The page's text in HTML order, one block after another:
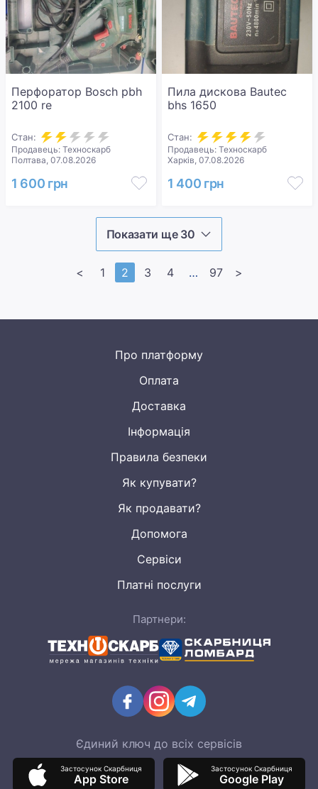
Перфоратор Bosch pbh
2100 re
Стан:
Продавець: Техноскарб
Полтава, 07.08.2026
1 600 грн
Пила дискова Bautec
bhs 1650
Стан:
Продавець: Техноскарб
Харків, 07.08.2026
1 400 грн
Показати ще 30
< 1 2 3 4 >> 97 >
Про платформу
Оплата
Доставка
Інформація
Правила безпеки
Як купувати?
Як продавати?
Допомога
Сервіси
Платні послуги
Партнери:
Єдиний ключ до всіх сервісів
Застосунок Скарбниця
App Store
Застосунок Скарбниця
Google Play